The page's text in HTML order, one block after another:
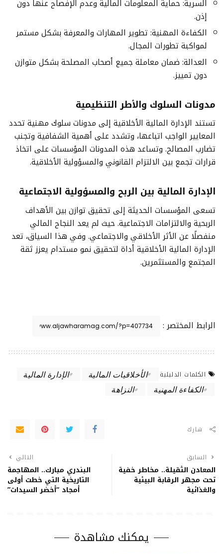
السرية: حماية المعلومات المالية وعدم الإفصاح عنها دون
إذن.
الكفاءة المهنية: تطوير المهارات والمعرفة بشكل مستمر
لمواكبة تطورات المجال.
العدالة: ضمان معاملة جميع أصحاب المصلحة بشكل متوازن
دون تمييز.
مدونات السلوك والأطر التنظيمية
تستند الإدارة المالية الأخلاقية إلى مدونات سلوك مهنية تحدد
المعايير الواجب اتباعها، وتشدد على أهمية الشفافية وتجنب
تضارب المصالح. وتساعد هذه المدونات المؤسسات على اتخاذ
قرارات تجمع بين الالتزام القانوني والمسؤولية الأخلاقية.
الإدارة المالية بين الربح والمسؤولية الاجتماعية
تسعى المؤسسات الحديثة إلى تحقيق توازن بين الأهداف
الربحية والالتزامات الاجتماعية. حيث لم يعد النجاح المالي
منفصلًا عن الأثر الأخلاقي والاجتماعي. وفي هذا السياق، تعد
الإدارة المالية الأخلاقية أداة لتحقيق نمو مستدام يعزز ثقة
المجتمع والمستثمرين.
الرابط المختصر :
الكلمات الدليلية الأخلاقيات المالية
الإدارة المالية
الكفاءة المهنية
النزاهة
شارك
السابق
المعادن الثقيلة.. مخاطر خفية
تحت مجهر الرقابة البيئية
والغذائية
التالي
البندري مبارك.. المهاجمة
التاريخية التي خطت أولى
أمجاد “أخضر السيدات”
يمكنك مشاهدة